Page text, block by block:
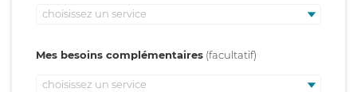
choisissez un service
Mes besoins complémentaires
choisissez un service